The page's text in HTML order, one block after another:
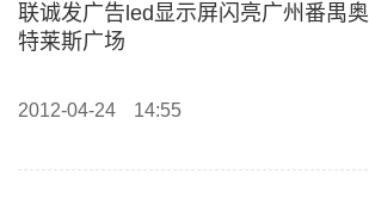
联诚发广告led显示屏闪亮广州番禺奥
特莱斯广场
2012-04-24 14:55